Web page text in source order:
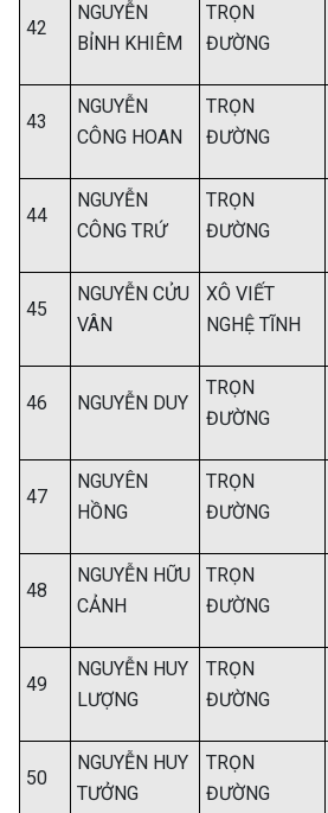
42
NGUYỄN
BỈNH KHIÊM
TRỌN
ĐƯỜNG
43
NGUYỄN
CÔNG HOAN
TRỌN
ĐƯỜNG
44
NGUYỄN
CÔNG TRỨ
TRỌN
ĐƯỜNG
45
NGUYỄN CỬU
VÂN
XÔ VIẾT
NGHỆ TĨNH
46 NGUYỄN DUY
TRỌN
ĐƯỜNG
47
NGUYÊN
HỒNG
TRỌN
ĐƯỜNG
48
NGUYỄN HỮU
CẢNH
TRỌN
ĐƯỜNG
49
NGUYỄN HUY
LƯỢNG
TRỌN
ĐƯỜNG
50
NGUYỄN HUY
TƯỞNG
TRỌN
ĐƯỜNG